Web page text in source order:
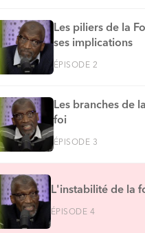
Les piliers de la
ses implications
ÉPISODE 2
Les branches de la
foi
ÉPISODE 3
L'instabilité de la
ÉPISODE 4